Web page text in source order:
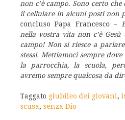
non c’è campo. Sono certo
il cellulare in alcuni posti non
concluso Papa Francesco –
nella vostra vita non c’è Gesù
campo! Non si riesce a
stessi. Mettiamoci sempre
la parrocchia, la scuola,
avremo sempre qualcosa da
Taggato giubileo dei giovani,
scusa, senza Dio